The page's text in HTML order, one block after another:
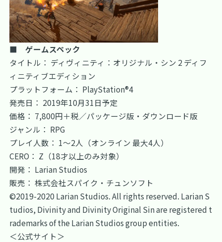
■ ゲームスペック
タイトル： ディヴィニティ：オリジナル・シン 2 ディフ
ィニティブエディション
プラットフォーム： PlayStation®4
発売日： 2019年10月31日予定
価格： 7,800円＋税／パッケージ版・ダウンロード版
ジャンル： RPG
プレイ人数： 1～2人（オンライン 最大4人）
CERO： Z（18才以上のみ対象）
開発： Larian Studios
販売： 株式会社スパイク・チュンソフト
©2019-2020 Larian Studios. All rights reserved. Larian S
tudios, Divinity and Divinity Original Sin are registered t
rademarks of the Larian Studios group entities.
＜公式サイト＞